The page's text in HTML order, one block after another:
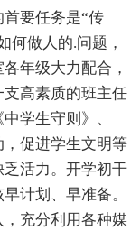
要任务是“传
何做人的.问题，
年级大力配合，
高素质的班主任
学生守则》、
，促进学生文明等
活力。开学初干
计划、早准备。
充分利用各种媒